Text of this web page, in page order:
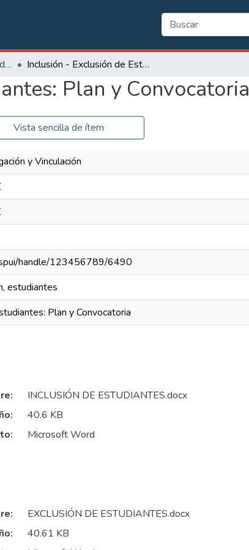
Vinculación con la Sociedad: Formatos para proyectos. Inclusión - Exclusión de Estudiantes: Plan y Convocatoria
Plan y Convocatoria
Vista sencilla de ítem
y Vinculación
handle/123456789/6490
estudiantes
Plan y Convocatoria
INCLUSIÓN DE ESTUDIANTES.docx
40.6 KB
Microsoft Word
EXCLUSIÓN DE ESTUDIANTES.docx
40.61 KB